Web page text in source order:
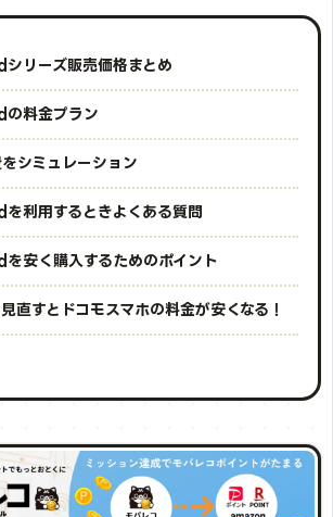
シリーズ販売価格まとめ
の料金プラン
シミュレーション
を利用するときよくある質問
を安く購入するためのポイント
直すとドコモスマホの料金が安くなる！